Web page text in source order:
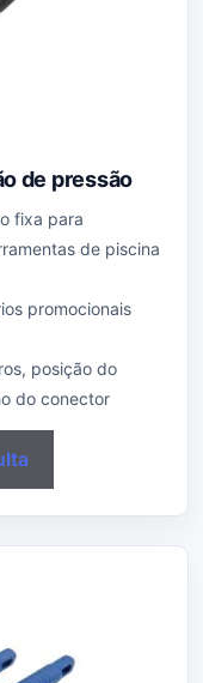
de pressão
fixa para
de piscina
promocionais
posição do
do conector